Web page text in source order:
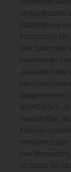
Versandkosten
Rabattierung
Rabattbasis
sind zudem alle
beworbenen
ausgenommen
WILMOWSKY,
Neuaufträge.
Aktionen
eine
30.7.2026 bis